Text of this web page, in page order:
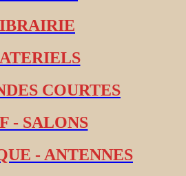
COURTES
- SALONS
- ANTENNES